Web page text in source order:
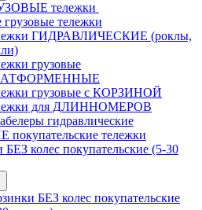
тележки
грузовые тележки
ГИДРАВЛИЧЕСКИЕ (роклы,
грузовые
грузовые с КОРЗИНОЙ
для ДЛИННОМЕРОВ
гидравлические
тележки
БЕЗ колес покупательские (5-30
БЕЗ колес покупательские